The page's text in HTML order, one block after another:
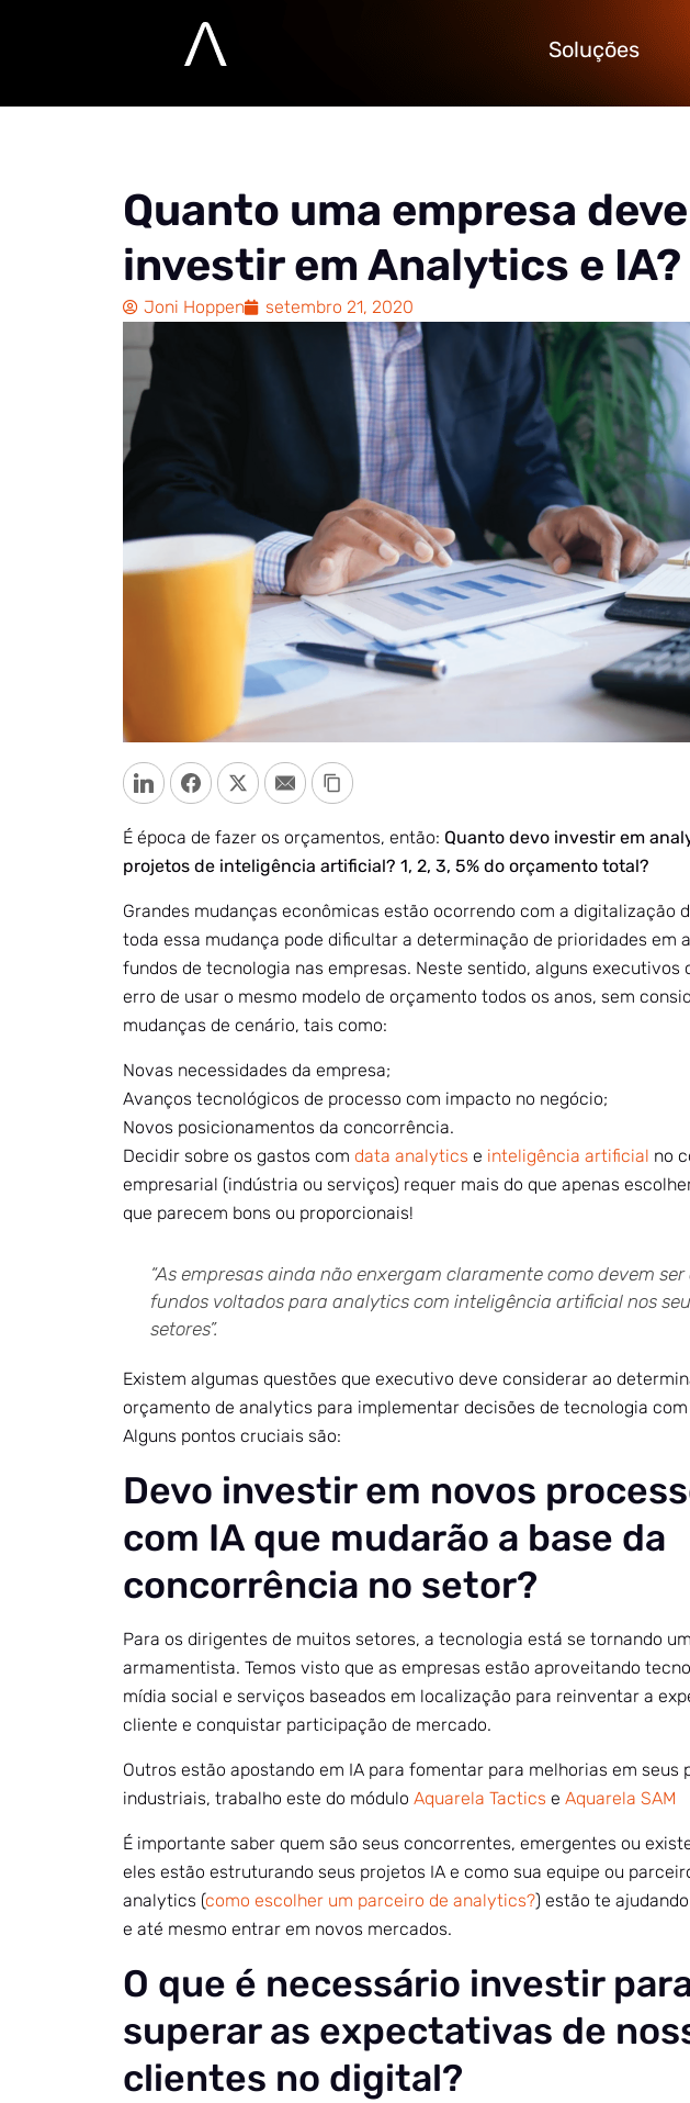
Soluções
Quanto uma empresa deve
investir em Analytics e IA?
Joni Hoppen setembro 21, 2020
LinkedInFacebookTwitterEmail Copy Link
É época de fazer os orçamentos, então: Quanto devo investir em
projetos de inteligência artificial? 1, 2, 3, 5% do orçamento total?
Grandes mudanças econômicas estão ocorrendo com a digitalização
toda essa mudança pode dificultar a determinação de prioridades em
fundos de tecnologia nas empresas. Neste sentido, alguns executivos
erro de usar o mesmo modelo de orçamento todos os anos, sem
mudanças de cenário, tais como:
Novas necessidades da empresa;
Avanços tecnológicos de processo com impacto no negócio;
Novos posicionamentos da concorrência.
Decidir sobre os gastos com data analytics e inteligência artificial no
empresarial (indústria ou serviços) requer mais do que apenas
que parecem bons ou proporcionais!
“As empresas ainda não enxergam claramente como devem
fundos voltados para analytics com inteligência artificial nos
setores”.
Existem algumas questões que executivo deve considerar ao
orçamento de analytics para implementar decisões de tecnologia
Alguns pontos cruciais são:
Devo investir em novos
com IA que mudarão a base da
concorrência no setor?
Para os dirigentes de muitos setores, a tecnologia está se tornando
armamentista. Temos visto que as empresas estão aproveitando
mídia social e serviços baseados em localização para reinventar a
cliente e conquistar participação de mercado.
Outros estão apostando em IA para fomentar para melhorias em seus
industriais, trabalho este do módulo Aquarela Tactics e Aquarela SAM
É importante saber quem são seus concorrentes, emergentes ou
eles estão estruturando seus projetos IA e como sua equipe ou
analytics (como escolher um parceiro de analytics?) estão te
e até mesmo entrar em novos mercados.
O que é necessário investir
superar as expectativas de
clientes no digital?